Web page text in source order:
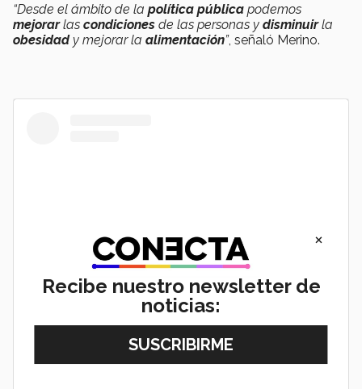
“Desde el ámbito de la política pública podemos
mejorarlas condiciones de las personas y disminuirla
obesidad y mejorar la alimentación”, señaló Merino.
View this post on Instagram
×
Recibe nuestro newsletter de
noticias: